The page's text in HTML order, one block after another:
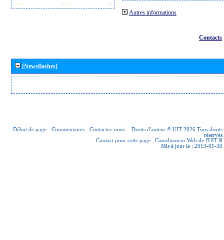
Autres informations
Contacts
[Newsflashes]
Début de page - Commentaires - Contactez-nous - Droits d'auteur © UIT 2026 Tous droits
réservés
Contact pour cette page : Coordinateur Web de l'UIT-R
Mis à jour le : 2013-01-30